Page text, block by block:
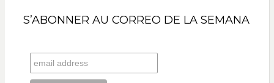
S’ABONNER AU CORREO DE LA SEMANA